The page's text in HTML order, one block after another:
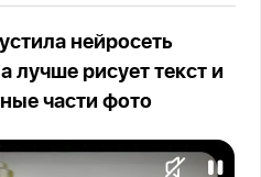
нейросеть
лучше рисует текст и
части фото